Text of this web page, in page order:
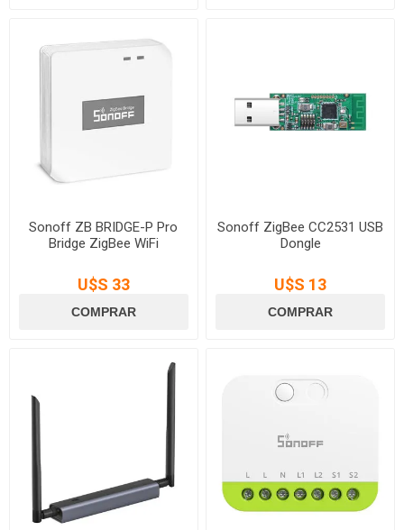
Sonoff ZB BRIDGE-P Pro
Bridge ZigBee WiFi
U$S 33
Sonoff ZigBee CC2531 USB
Dongle
U$S 13